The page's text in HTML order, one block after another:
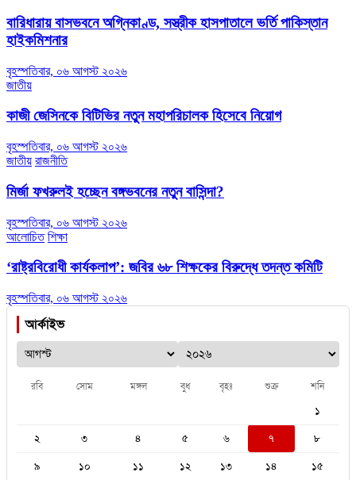
বারিধারায় বাসভবনে অগ্নিকাণ্ড, সস্ত্রীক হাসপাতালে ভর্তি পাকিস্তান
হাইকমিশনার
বৃহস্পতিবার, ০৬ আগস্ট ২০২৬
জাতীয়
কাজী জেসিনকে বিটিভির নতুন মহাপরিচালক হিসেবে নিয়োগ
বৃহস্পতিবার, ০৬ আগস্ট ২০২৬
জাতীয় রাজনীতি
মির্জা ফখরুলই হচ্ছেন বঙ্গভবনের নতুন বাসিন্দা?
বৃহস্পতিবার, ০৬ আগস্ট ২০২৬
আলোচিত শিক্ষা
‘রাষ্ট্রবিরোধী কার্যকলাপ’: জবির ৬৮ শিক্ষকের বিরুদ্ধে তদন্ত কমিটি
বৃহস্পতিবার, ০৬ আগস্ট ২০২৬
আর্কাইভ
রবি সোম মঙ্গল বুধ বৃহঃ শুক্র শনি
১
২
৩ ৪ ৫ ৬ ৭
৮
৯
১০ ১১ ১২ ১৩ ১৪ ১৫